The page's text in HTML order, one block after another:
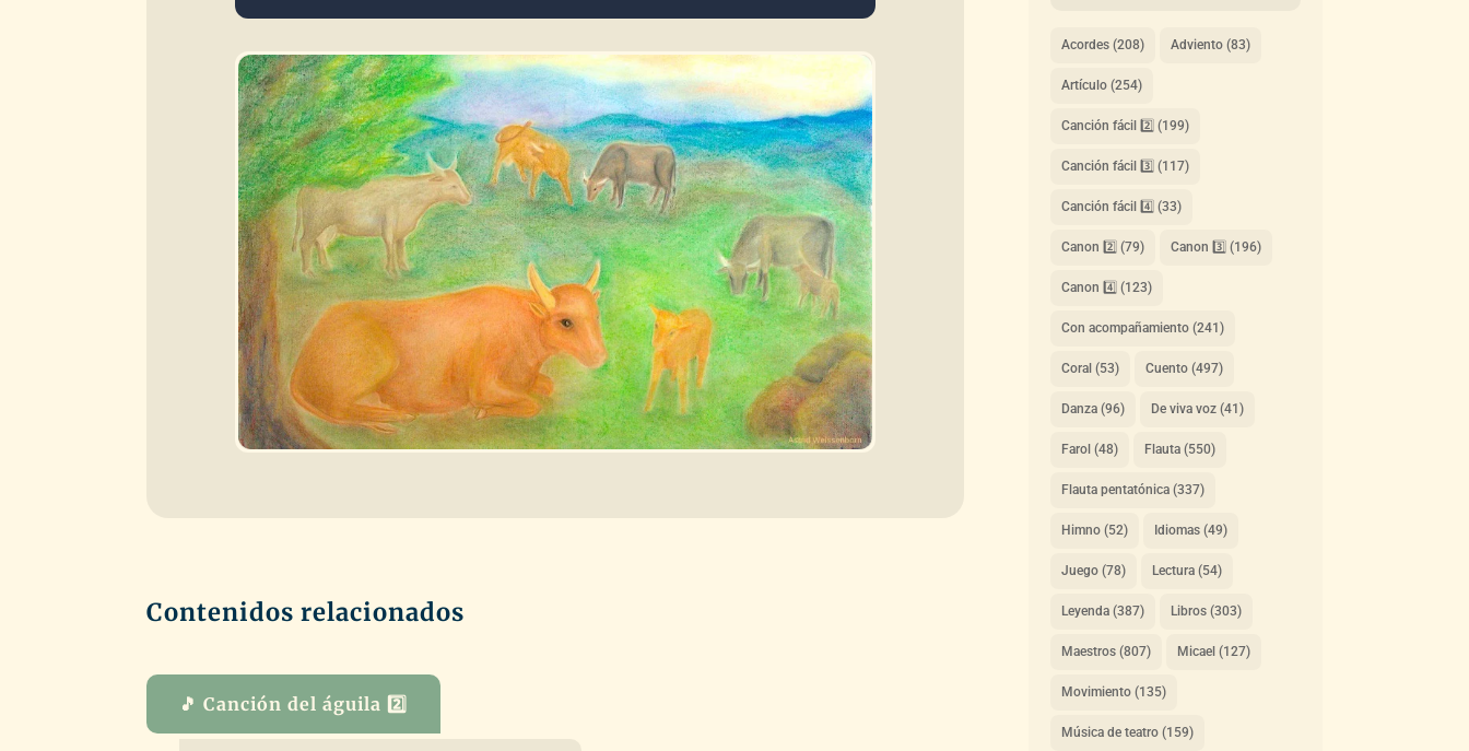
Contenidos relacionados
🎵 Canción del águila 2️⃣
Acordes(208) Adviento(83)
Artículo(254)
Canción fácil 2️⃣ (199)
Canción fácil 3️⃣ (117)
Canción fácil 4️⃣ (33)
Canon 2️⃣ (79) Canon 3️⃣ (196)
Canon 4️⃣ (123)
Con acompañamiento(241)
Coral (53) Cuento(497)
Danza(96) De viva voz(41)
Farol (48) Flauta(550)
Flauta pentatónica(337)
Himno(52) Idiomas(49)
Juego(78) Lectura(54)
Leyenda(387) Libros(303)
Maestros(807) Micael (127)
Movimiento(135)
Música de teatro(159)